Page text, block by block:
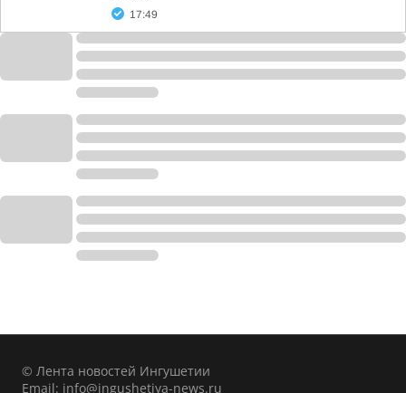
17:49
© Лента новостей Ингушетии
Email: info@ingushetiya-news.ru